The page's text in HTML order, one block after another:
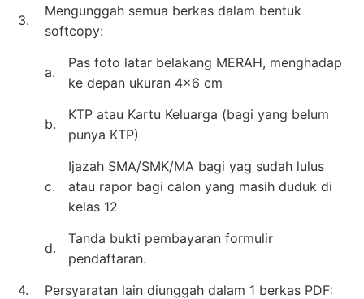
3.
Mengunggah semua berkas dalam bentuk
softcopy:
a.
Pas foto latar belakang MERAH, menghadap
ke depan ukuran 4×6 cm
b.
KTP atau Kartu Keluarga (bagi yang belum
punya KTP)
c.
Ijazah SMA/SMK/MA bagi yag sudah lulus
atau rapor bagi calon yang masih duduk di
kelas 12
d.
Tanda bukti pembayaran formulir
pendaftaran.
4.
Persyaratan lain diunggah dalam 1 berkas PDF: